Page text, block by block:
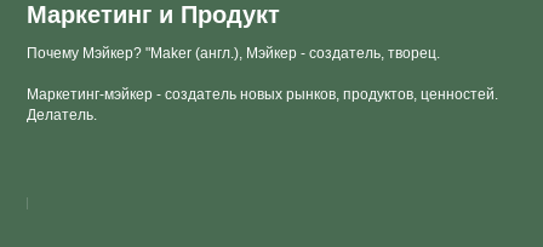
Маркетинг и Продукт
Почему Мэйкер? "Maker (англ.), Мэйкер - создатель, творец.
Маркетинг-мэйкер - создатель новых рынков, продуктов, ценностей.
Делатель.